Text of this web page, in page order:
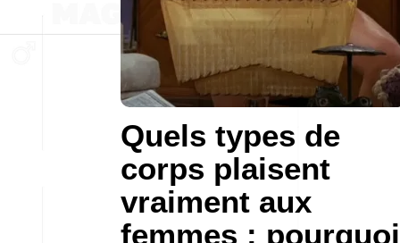
Quels types de
corps plaisent
vraiment aux
femmes : pourquoi